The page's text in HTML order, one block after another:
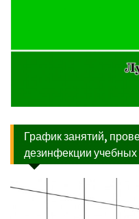
График занятий,
дезинфекции